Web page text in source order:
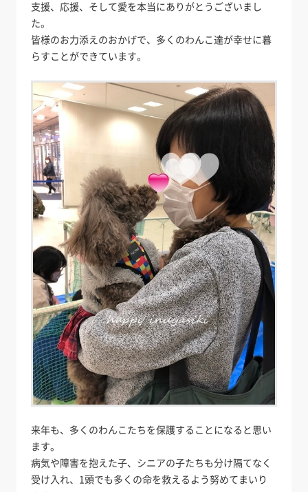
支援、応援、そして愛を本当にありがとうございまし
た。
皆様のお力添えのおかげで、多くのわんこ達が幸せに暮
らすことができています。
来年も、多くのわんこたちを保護することになると思い
ます。
病気や障害を抱えた子、シニアの子たちも分け隔てなく
受け入れ、1頭でも多くの命を救えるよう努めてまいり